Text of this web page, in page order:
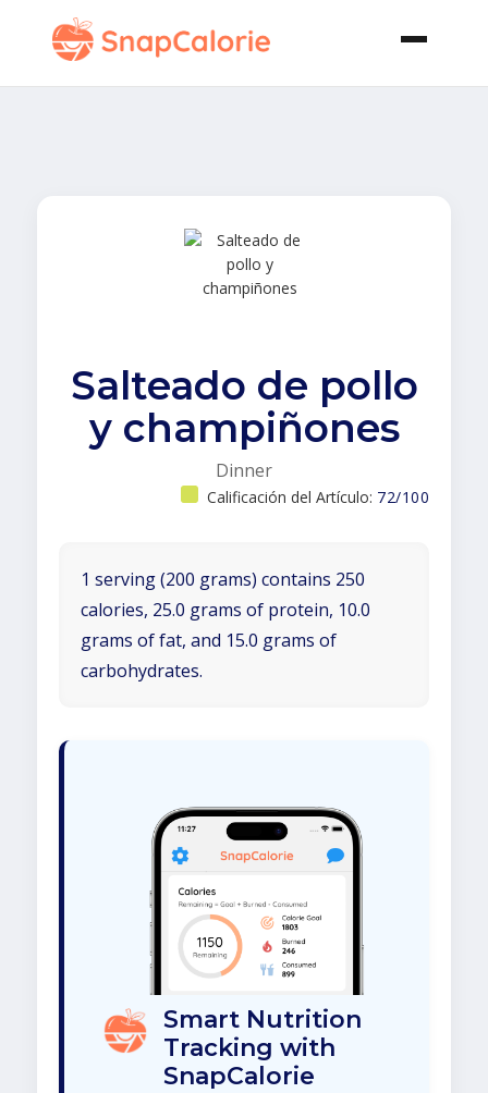
Salteado de pollo
y champiñones
Dinner
Calificación del Artículo: 72/100
1 serving (200 grams) contains 250
calories, 25.0 grams of protein, 10.0
grams of fat, and 15.0 grams of
carbohydrates.
Smart Nutrition
Tracking with
SnapCalorie